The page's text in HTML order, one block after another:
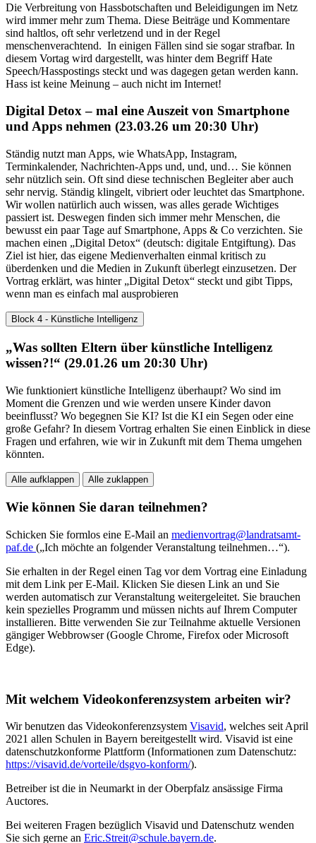
Die Verbreitung von Hassbotschaften und Beleidigungen im Netz
wird immer mehr zum Thema. Diese Beiträge und Kommentare
sind haltlos, oft sehr verletzend und in der Regel
menschenverachtend. In einigen Fällen sind sie sogar strafbar. In
diesem Vortag wird dargestellt, was hinter dem Begriff Hate
Speech/Hasspostings steckt und was dagegen getan werden kann.
Hass ist keine Meinung – auch nicht im Internet!
Digital Detox – mal eine Auszeit von Smartphone
und Apps nehmen (23.03.26 um 20:30 Uhr)
Ständig nutzt man Apps, wie WhatsApp, Instagram,
Terminkalender, Nachrichten-Apps und, und, und… Sie können
sehr nützlich sein. Oft sind diese technischen Begleiter aber auch
sehr nervig. Ständig klingelt, vibriert oder leuchtet das Smartphone.
Wir wollen natürlich auch wissen, was alles gerade Wichtiges
passiert ist. Deswegen finden sich immer mehr Menschen, die
bewusst ein paar Tage auf Smartphone, Apps & Co verzichten. Sie
machen einen „Digital Detox“ (deutsch: digitale Entgiftung). Das
Ziel ist hier, das eigene Medienverhalten einmal kritisch zu
überdenken und die Medien in Zukunft überlegt einzusetzen. Der
Vortrag erklärt, was hinter „Digital Detox“ steckt und gibt Tipps,
wenn man es einfach mal ausprobieren
Block 4 - Künstliche Intelligenz
„Was sollten Eltern über künstliche Intelligenz
wissen?!“ (29.01.26 um 20:30 Uhr)
Wie funktioniert künstliche Intelligenz überhaupt? Wo sind im
Moment die Grenzen und wie werden unsere Kinder davon
beeinflusst? Wo begegnen Sie KI? Ist die KI ein Segen oder eine
große Gefahr? In diesem Vortrag erhalten Sie einen Einblick in diese
Fragen und erfahren, wie wir in Zukunft mit dem Thema umgehen
könnten.
Alle aufklappen Alle zuklappen
Wie können Sie daran teilnehmen?
Schicken Sie formlos eine E-Mail an medienvortrag@landratsamt-
paf.de („Ich möchte an folgender Veranstaltung teilnehmen…“).
Sie erhalten in der Regel einen Tag vor dem Vortrag eine Einladung
mit dem Link per E-Mail. Klicken Sie diesen Link an und Sie
werden automatisch zur Veranstaltung weitergeleitet. Sie brauchen
kein spezielles Programm und müssen nichts auf Ihrem Computer
installieren. Bitte verwenden Sie zur Teilnahme aktuelle Versionen
gängiger Webbrowser (Google Chrome, Firefox oder Microsoft
Edge).
Mit welchem Videokonferenzsystem arbeiten wir?
Wir benutzen das Videokonferenzsystem Visavid, welches seit April
2021 allen Schulen in Bayern bereitgestellt wird. Visavid ist eine
datenschutzkonforme Plattform (Informationen zum Datenschutz:
https://visavid.de/vorteile/dsgvo-konform/).
Betreiber ist die in Neumarkt in der Oberpfalz ansässige Firma
Auctores.
Bei weiteren Fragen bezüglich Visavid und Datenschutz wenden
Sie sich gerne an Eric.Streit@schule.bayern.de.